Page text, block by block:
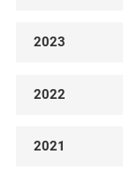
2023
2022
2021